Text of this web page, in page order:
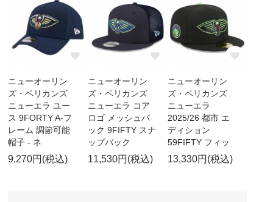
ニューオーリン
ズ・ペリカンズ
ニューエラ ユー
ス 9FORTY A-フ
レーム 調節可能
帽子 - ネ
9,270円(税込)
ニューオーリン
ズ・ペリカンズ
ニューエラ コア
ロゴ メッシュバ
ック 9FIFTY スナ
ップバック
11,530円(税込)
ニューオーリン
ズ・ペリカンズ
ニューエラ
2025/26 都市 エ
ディション
59FIFTY フィッ
13,330円(税込)